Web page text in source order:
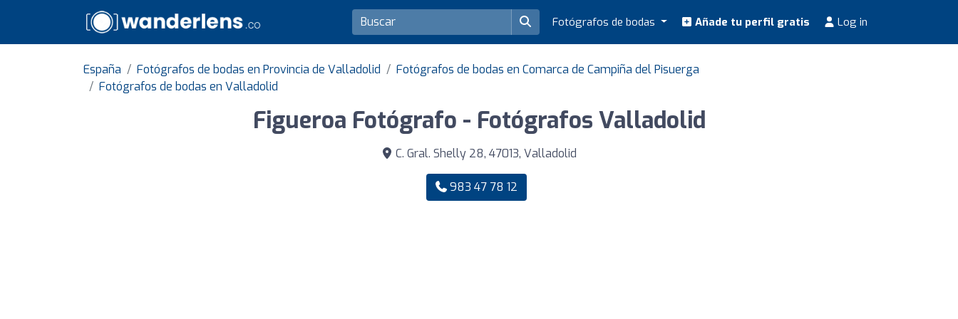
Fotógrafos de bodas Añade tu perfil gratis Log in
España Fotógrafos de bodas en Provincia de Valladolid
Fotógrafos de bodas en Comarca de Campiña del Pisuerga
Fotógrafos de bodas en Valladolid
Figueroa Fotógrafo - Fotógrafos Valladolid
C. Gral. Shelly 28, 47013, Valladolid
983 47 78 12